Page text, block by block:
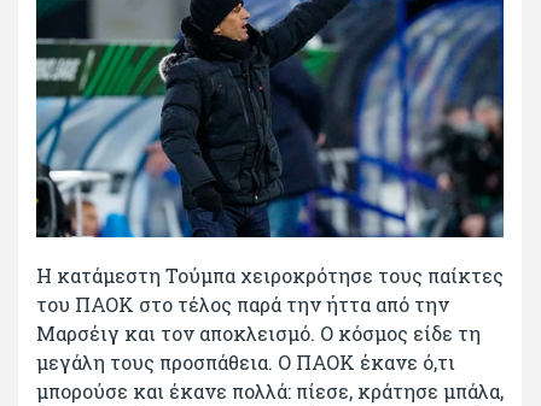
Η κατάμεστη Τούμπα χειροκρότησε τους παίκτες
του ΠΑΟΚ στο τέλος παρά την ήττα από την
Μαρσέιγ και τον αποκλεισμό. Ο κόσμος είδε τη
μεγάλη τους προσπάθεια. Ο ΠΑΟΚ έκανε ό,τι
μπορούσε και έκανε πολλά: πίεσε, κράτησε μπάλα,